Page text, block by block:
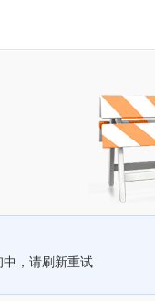
中，请刷新重试